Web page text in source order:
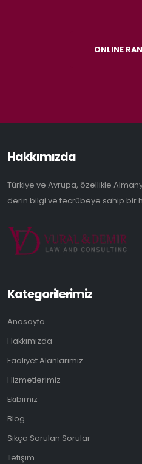
ONLINE
Hakkımızda
Türkiye ve Avrupa, özellikle
derin bilgi ve tecrübeye sahip bir
Kategorilerimiz
Anasayfa
Hakkımızda
Faaliyet Alanlarımız
Hizmetlerimiz
Ekibimiz
Blog
Sıkça Sorulan Sorular
İletişim